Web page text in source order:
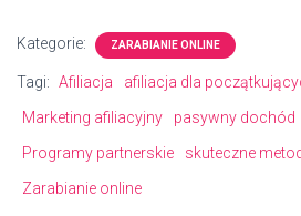
Kategorie: ZARABIANIE ONLINE
Tagi: Afiliacja afiliacja dla
Marketing afiliacyjny
pasywny dochód
Programy partnerskie
skuteczne
Zarabianie online